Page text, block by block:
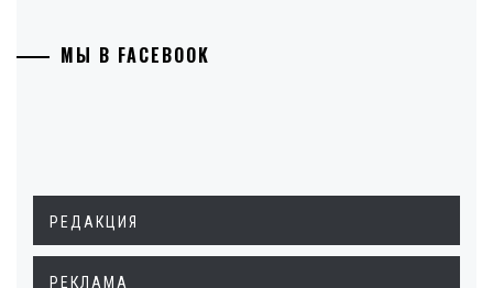
МЫ В FACEBOOK
РЕДАКЦИЯ
РЕКЛАМА